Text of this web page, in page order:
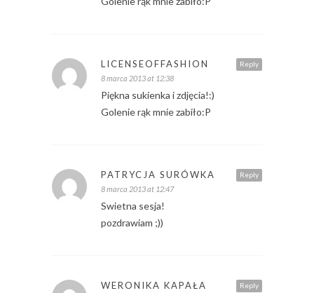
Reply
LICENSEOFFASHION
8 marca 2013 at 12:38
Piękna sukienka i zdjęcia!:)
Golenie rąk mnie zabiło:P
Reply
PATRYCJA SURÓWKA
8 marca 2013 at 12:47
Swietna sesja!
pozdrawiam ;))
Reply
WERONIKA KAPAŁA